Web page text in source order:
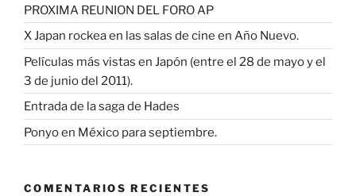
PROXIMA REUNION DEL FORO AP
X Japan rockea en las salas de cine en Año Nuevo.
Películas más vistas en Japón (entre el 28 de mayo y el
3 de junio del 2011).
Entrada de la saga de Hades
Ponyo en México para septiembre.
COMENTARIOS RECIENTES